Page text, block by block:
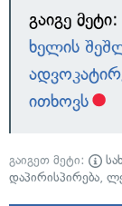
გაიგე მეტი:
ხელის
ითხოვს
გაიგეთ მეტი:
დაპირისპირება,